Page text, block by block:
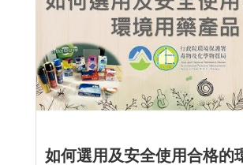
如何選用及安全使用合格的